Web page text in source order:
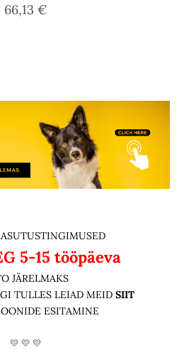
66,13 €
5-15 tööpäeva
JÄRELMAKS
TULLES LEIAD MEID SIIT
ESITAMINE
💛 💛 💛